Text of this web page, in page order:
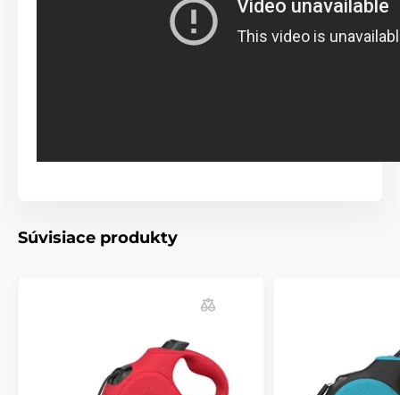
kontrolu intuitívnym ovládaním brzdového
predchádzajúceho upozornenia. Obrázky majú len
Produkt je zaradený v kategóriách
Potreby na venčenie
Vodítka pre psov Samonavíjacie vodítka
Súvisiace produkty